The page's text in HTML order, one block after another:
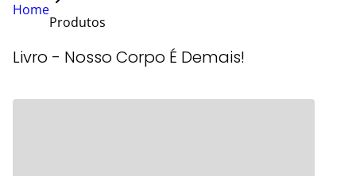
Home
Produtos
Livro - Nosso Corpo É Demais!